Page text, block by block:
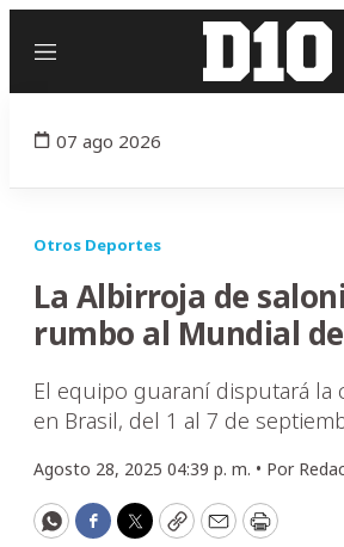
Menú
07 ago 2026
Otros Deportes
La Albirroja de
rumbo al Mundial
El equipo guaraní disputará la
en Brasil, del 1 al 7 de
Agosto 28, 2025 04:39 p. m. • Por
WhatsApp
Facebook
Twitter
CopyEmailPrint